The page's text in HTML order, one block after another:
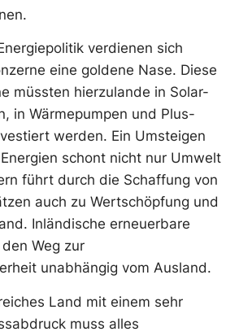
verdienen sich
eine goldene Nase. Diese
müssten hierzulande in Solar-
in Wärmepumpen und Plus-
werden. Ein Umsteigen
schont nicht nur Umwelt
führt durch die Schaffung von
auch zu Wertschöpfung und
Inländische erneuerbare
Weg zur
unabhängig vom Ausland.
Land mit einem sehr
muss alles